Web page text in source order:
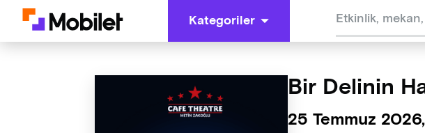
Kategoriler
Bir Delinin
25 Temmuz